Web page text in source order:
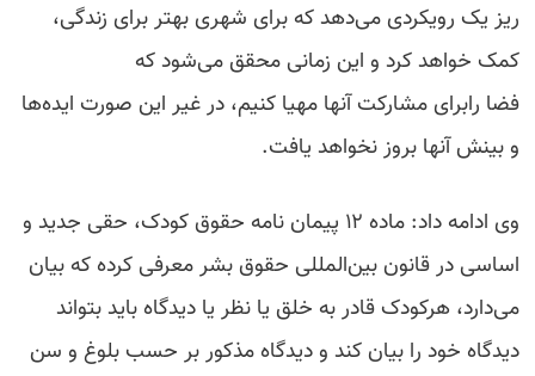
ریز یک رویکردی می‌دهد که برای شهری بهتر برای زندگی،
کمک خواهد کرد و این زمانی محقق می‌شود که
فضا رابرای مشارکت آنها مهیا کنیم، در غیر این صورت ایده‌ها
و بینش آنها بروز نخواهد یافت.
وی ادامه داد: ماده ۱۲ پیمان نامه حقوق کودک، حقی جدید و
اساسی در قانون بین‌المللی حقوق بشر معرفی کرده که بیان
می‌دارد، هرکودک قادر به خلق یا نظر یا دیدگاه باید بتواند
دیدگاه خود را بیان کند و دیدگاه مذکور بر حسب بلوغ و سن